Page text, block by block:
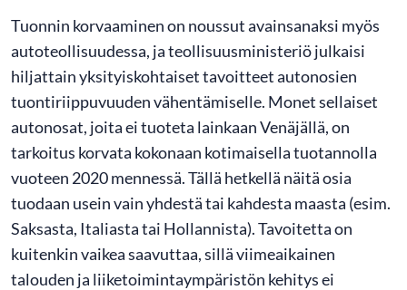
Tuonnin korvaaminen on noussut avainsanaksi myös
autoteollisuudessa, ja teollisuusministeriö julkaisi
hiljattain yksityiskohtaiset tavoitteet autonosien
tuontiriippuvuuden vähentämiselle. Monet sellaiset
autonosat, joita ei tuoteta lainkaan Venäjällä, on
tarkoitus korvata kokonaan kotimaisella tuotannolla
vuoteen 2020 mennessä. Tällä hetkellä näitä osia
tuodaan usein vain yhdestä tai kahdesta maasta (esim.
Saksasta, Italiasta tai Hollannista). Tavoitetta on
kuitenkin vaikea saavuttaa, sillä viimeaikainen
talouden ja liiketoimintaympäristön kehitys ei